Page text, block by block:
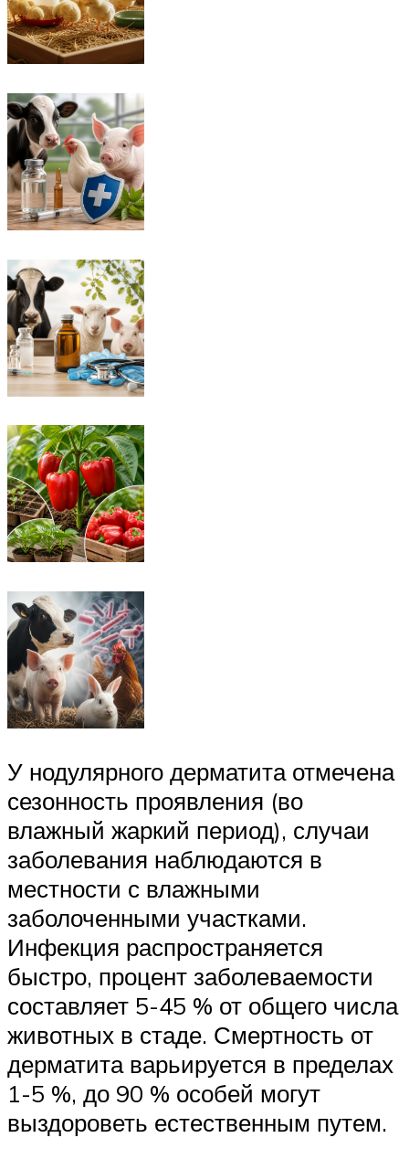
У нодулярного дерматита отмечена
сезонность проявления (во
влажный жаркий период), случаи
заболевания наблюдаются в
местности с влажными
заболоченными участками.
Инфекция распространяется
быстро, процент заболеваемости
составляет 5-45 % от общего числа
животных в стаде. Смертность от
дерматита варьируется в пределах
1-5 %, до 90 % особей могут
выздороветь естественным путем.